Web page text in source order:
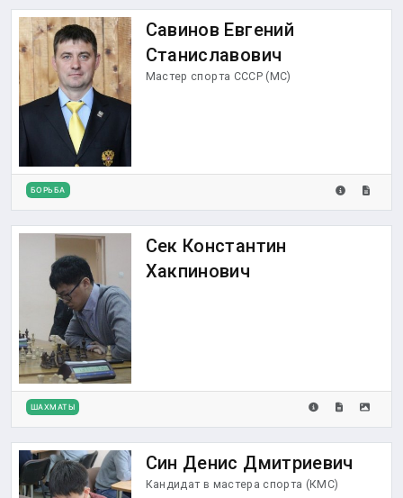
Савинов Евгений
Станиславович
Мастер спорта СССР (МС)
БОРЬБА
Сек Константин
Хакпинович
ШАХМАТЫ
Син Денис Дмитриевич
Кандидат в мастера спорта (КМС)